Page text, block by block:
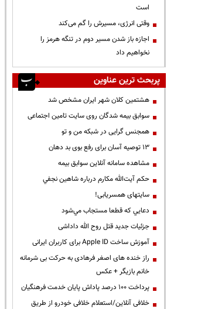
است
وقتی انرژی، مسیرش را گم می‌کند
اجازه باز شدن مسیر دوم در تنگه هرمز را
نخواهیم داد
پربحث ترین عناوین
هشتمین کلان شهر ایران مشخص شد
سوابق بیمه شدگان روی سایت تامین اجتماعی
همجنس گرایی در شبکه من و تو
13 توصیه آسان برای رفع بوی بد دهان
مشاهده سامانه آنلاين سوابق بیمه
حكم آيت‌الله مكارم درباره شاهين نجفي
سایتهای همسریابی!
دعايي كه قطعا مستجاب مي‌شود
جزئیات جدید قتل روح الله داداشی
آموزش ساخت Apple ID برای کاربران ایرانی
راز خنده های اصغر فرهادی به حرکت بی شرمانه
خانم بازیگر + عکس
پرداخت ۱۰۰ درصد پاداش پایان خدمت فرهنگیان
خلافی آنلاین/استعلام خلافی خودرو از طریق